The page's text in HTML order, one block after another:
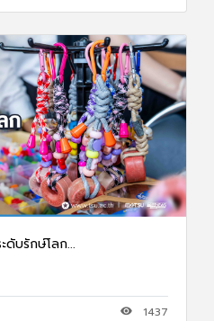
ดับรักษ์โลก...
1437